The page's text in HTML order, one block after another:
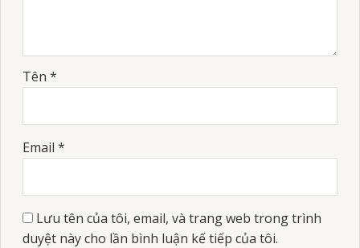
Tên *
Email *
Lưu tên của tôi, email, và trang web trong trình
duyệt này cho lần bình luận kế tiếp của tôi.